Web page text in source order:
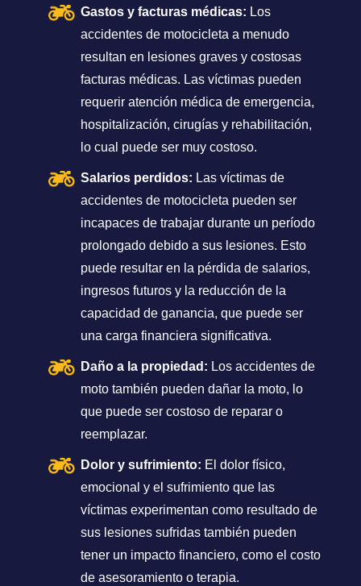
Gastos y facturas médicas: Los
accidentes de motocicleta a menudo
resultan en lesiones graves y costosas
facturas médicas. Las víctimas pueden
requerir atención médica de emergencia,
hospitalización, cirugías y rehabilitación,
lo cual puede ser muy costoso.
Salarios perdidos: Las víctimas de
accidentes de motocicleta pueden ser
incapaces de trabajar durante un período
prolongado debido a sus lesiones. Esto
puede resultar en la pérdida de salarios,
ingresos futuros y la reducción de la
capacidad de ganancia, que puede ser
una carga financiera significativa.
Daño a la propiedad: Los accidentes de
moto también pueden dañar la moto, lo
que puede ser costoso de reparar o
reemplazar.
Dolor y sufrimiento: El dolor físico,
emocional y el sufrimiento que las
víctimas experimentan como resultado de
sus lesiones sufridas también pueden
tener un impacto financiero, como el costo
de asesoramiento o terapia.